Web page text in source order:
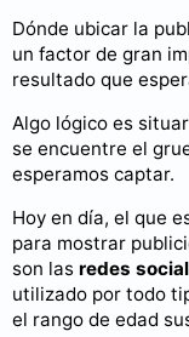
Dónde ubicar la
un factor de gran
resultado que
Algo lógico es
se encuentre el
esperamos captar.
Hoy en día, el que
para mostrar
son las redes
utilizado por todo
el rango de edad